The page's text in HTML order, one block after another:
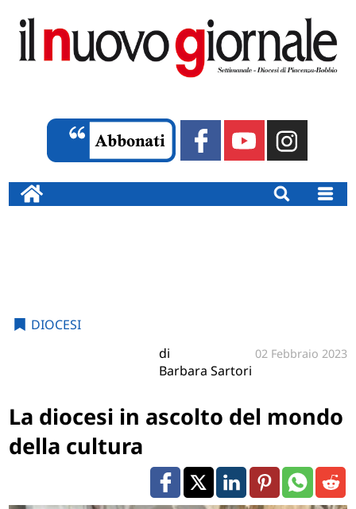
DIOCESI
di
Barbara Sartori
02 Febbraio 2023
La diocesi in ascolto del mondo
della cultura